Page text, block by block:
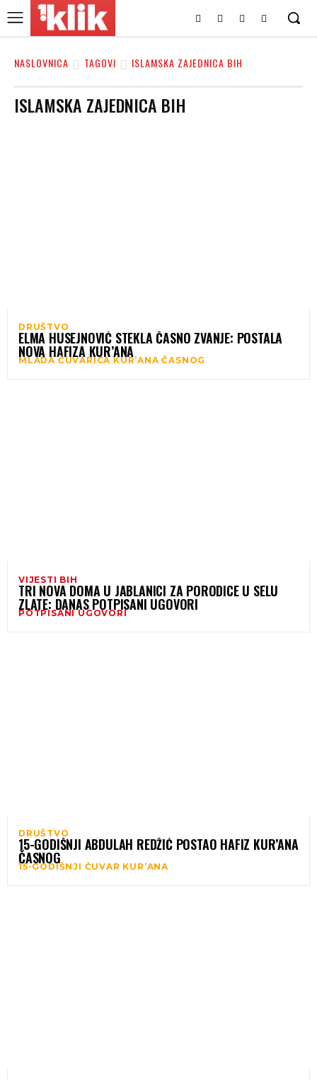
NASLOVNICA TAGOVI ISLAMSKA ZAJEDNICA BIH
ISLAMSKA ZAJEDNICA BIH
DRUŠTVO
ELMA HUSEJNOVIĆ STEKLA ČASNO ZVANJE: POSTALA
NOVA HAFIZA KUR’ANA
MLADA ČUVARICA KUR’ANA ČASNOG
VIJESTI BIH
TRI NOVA DOMA U JABLANICI ZA PORODICE U SELU
ZLATE: DANAS POTPISANI UGOVORI
POTPISANI UGOVORI
DRUŠTVO
15-GODIŠNJI ABDULAH REDŽIĆ POSTAO HAFIZ KUR’ANA
ČASNOG
15-GODIŠNJI ČUVAR KUR’ANA